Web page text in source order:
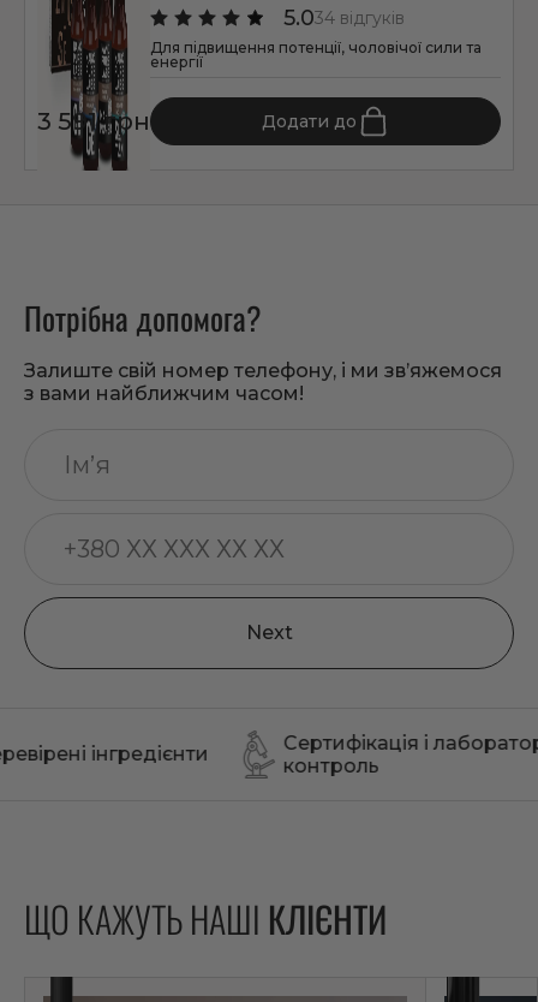
5.034 відгуків
Для підвищення потенції, чоловічої сили та
енергії
3 591 грн Додати до
Потрібна допомога?
Залиште свій номер телефону, і ми зв’яжемося
з вами найближчим часом!
Next
Сертифікація і лабораторний
контроль
ЩО КАЖУТЬ НАШІ КЛІЄНТИ